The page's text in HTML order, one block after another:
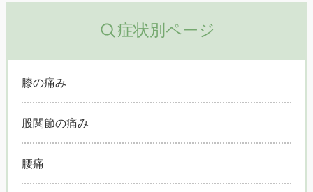
症状別ページ
膝の痛み
股関節の痛み
腰痛